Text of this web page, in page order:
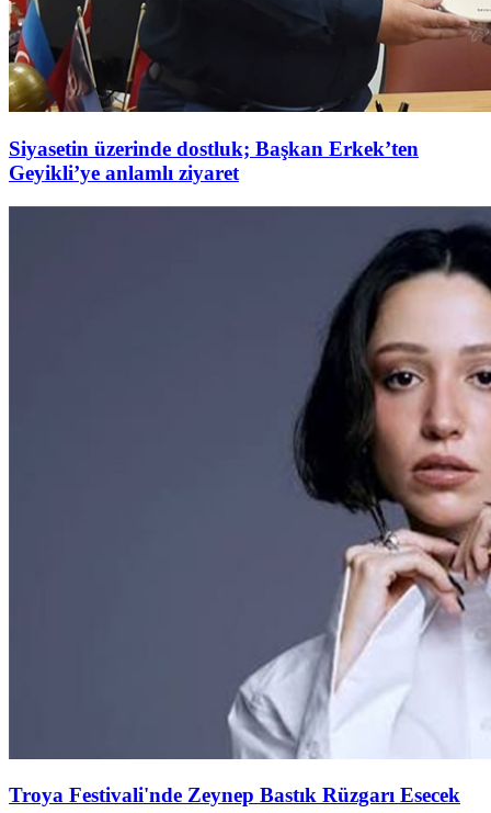
Siyasetin üzerinde dostluk; Başkan Erkek’ten
Geyikli’ye anlamlı ziyaret
Troya Festivali'nde Zeynep Bastık Rüzgarı Esecek